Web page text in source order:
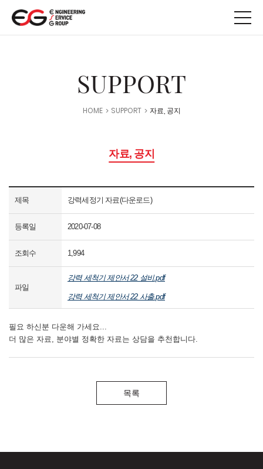
메뉴 바로가기본문 바로가기
SUPPORT
HOME SUPPORT 자료, 공지
자료, 공지
제목 강력세정기 자료(다운로드)
등록일 2020-07-08
조회수 1,994
파일
강력 세척기 제안서 22 설비.pdf
강력 세척기 제안서 22 사출.pdf
필요 하신분 다운해 가세요...
더 많은 자료, 분야별 정확한 자료는 상담을 추천합니다.
목록